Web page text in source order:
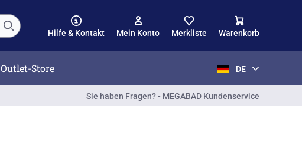
Hilfe & Kontakt Mein Konto Merkliste Warenkorb
Outlet-Store DE
Sie haben Fragen? - MEGABAD Kundenservice